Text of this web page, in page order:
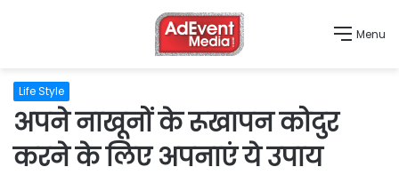
Menu
Life Style
अपने नाखूनों के रूखापन कोदुर
करने के लिए अपनाएं ये उपाय